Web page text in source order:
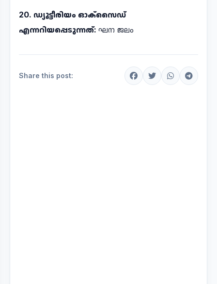
20. ഡ്യൂട്ടീരിയം ഓക്സൈഡ്
എന്നറിയപ്പെടുന്നത്: ഘന ജലം
Share this post: